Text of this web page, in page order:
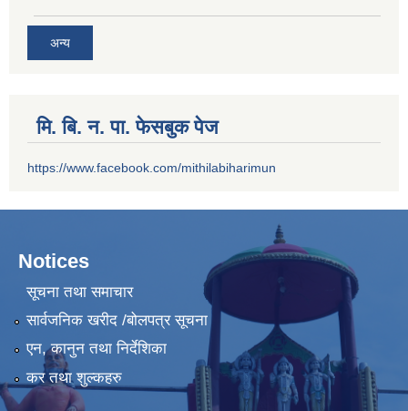
अन्य
मि. बि. न. पा. फेसबुक पेज
https://www.facebook.com/mithilabiharimun
Notices
सूचना तथा समाचार
सार्वजनिक खरीद /बोलपत्र सूचना
एन, कानुन तथा निर्देशिका
कर तथा शुल्कहरु